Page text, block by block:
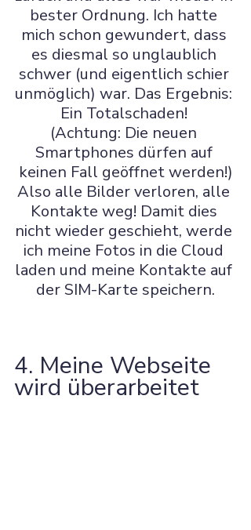
bester Ordnung. Ich hatte
mich schon gewundert, dass
es diesmal so unglaublich
schwer (und eigentlich schier
unmöglich) war. Das Ergebnis:
Ein Totalschaden!
(Achtung: Die neuen
Smartphones dürfen auf
keinen Fall geöffnet werden!)
Also alle Bilder verloren, alle
Kontakte weg! Damit dies
nicht wieder geschieht, werde
ich meine Fotos in die Cloud
laden und meine Kontakte auf
der SIM-Karte speichern.
4. Meine Webseite
wird überarbeitet